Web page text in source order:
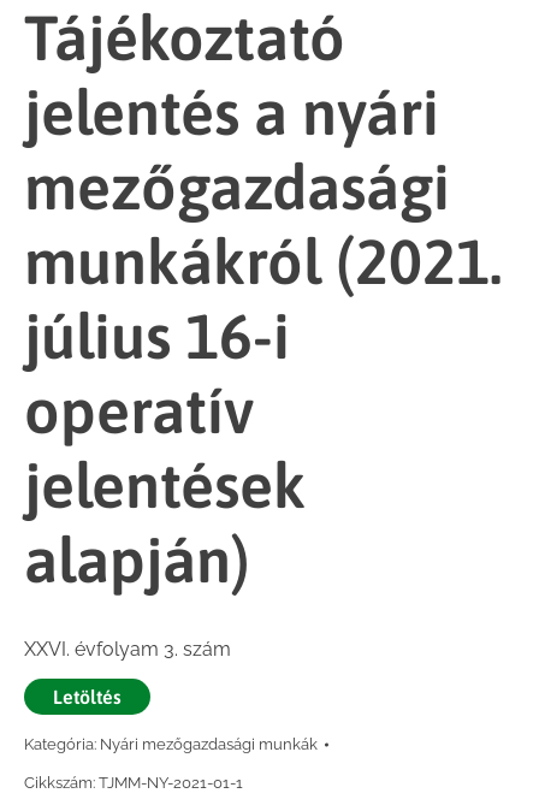
Tájékoztató
jelentés a nyári
mezőgazdasági
munkákról (2021.
július 16-i
operatív
jelentések
alapján)
XXVI. évfolyam 3. szám
Letöltés
Kategória: Nyári mezőgazdasági munkák
Cikkszám: TJMM-NY-2021-01-1